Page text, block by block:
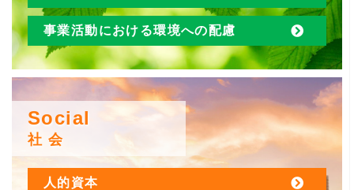
事業活動における環境への配慮
Social
社 会
人的資本